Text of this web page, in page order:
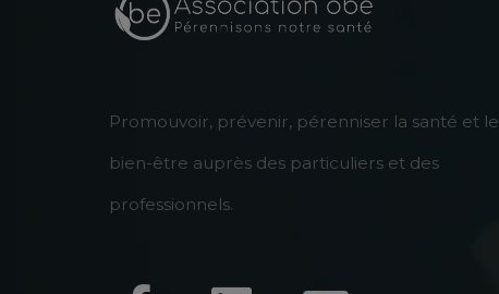
Promouvoir, prévenir, pérenniser la santé et le
bien-être auprès des particuliers et des
professionnels.